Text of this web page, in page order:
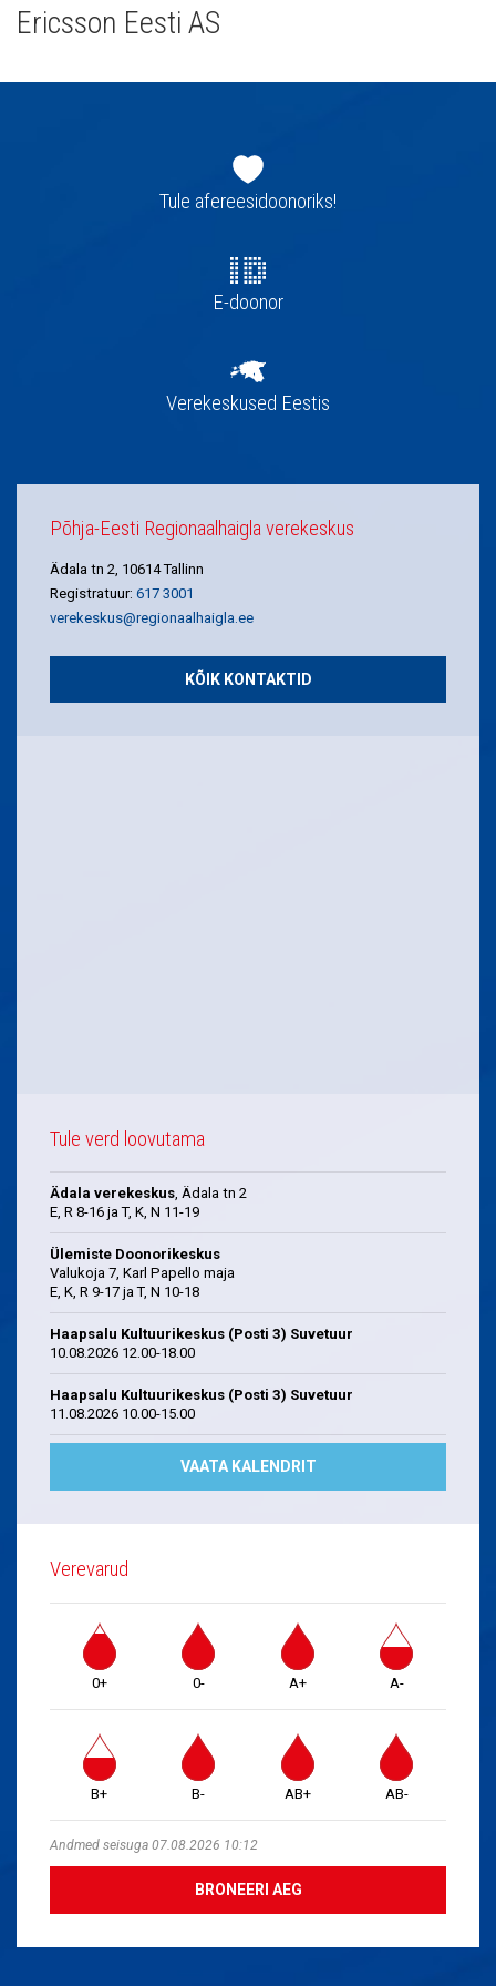
Ericsson Eesti AS
navigatsioonTule afereesidoonoriks!
E-doonor
Verekeskused Eestis
Põhja-Eesti Regionaalhaigla verekeskus
Ädala tn 2, 10614 Tallinn
Registratuur: 617 3001
verekeskus@regionaalhaigla.ee
KÕIK KONTAKTID
Tule verd loovutama
Ädala verekeskus, Ädala tn 2
E, R 8-16 ja T, K, N 11-19
Ülemiste Doonorikeskus
Valukoja 7, Karl Papello maja
E, K, R 9-17 ja T, N 10-18
Haapsalu Kultuurikeskus (Posti 3) Suvetuur
10.08.2026 12.00-18.00
Haapsalu Kultuurikeskus (Posti 3) Suvetuur
11.08.2026 10.00-15.00
VAATA KALENDRIT
Verevarud
0+ 0- A+ A-
B+ B- AB+ AB-
Andmed seisuga 07.08.2026 10:12
BRONEERI AEG